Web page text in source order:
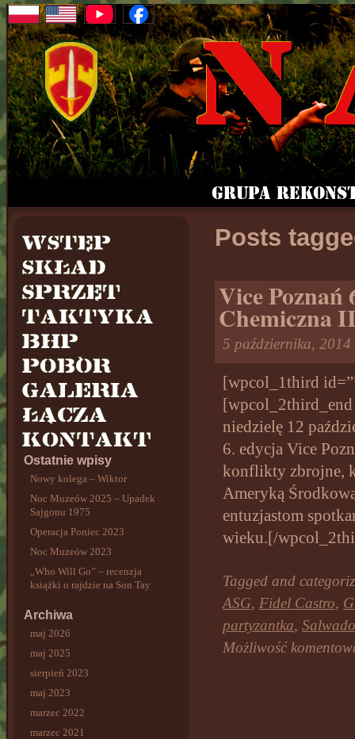
Ostatnie wpisy
Nowy kolega – Wiktor
Noc Muzeów 2025 – Upadek
Sajgonu 1975
Operacja Poniec 2023
Noc Muzeów 2023
„Who Will Go” – recenzja
książki o rajdzie na Son Tay
Archiwa
maj 2026
maj 2025
sierpień 2023
maj 2023
marzec 2022
marzec 2021
Posts
Vice Poznań
Chemiczna
5 października, 2014
[wpcol_1third
niedzielę 12
6. edycja Vice
konflikty zbrojne,
Ameryką
entuzjastom
wieku.[/
Tagged and
ASG, Fidel Castro,
partyzantka,
Możliwość